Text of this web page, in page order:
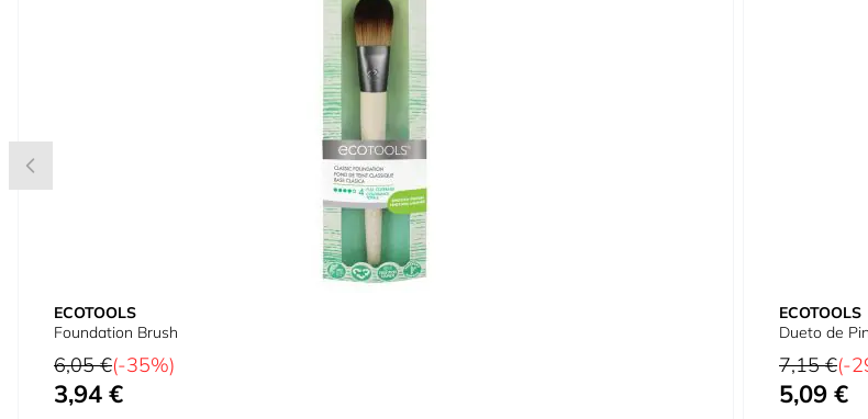
ECOTOOLS
Foundation Brush
Preço Normal
6,05 €(-35%)
Preço Especial
3,94 €
ECOTOOLS
Dueto de
Preço Normal
7,15 €(-
Preço Especial
5,09 €